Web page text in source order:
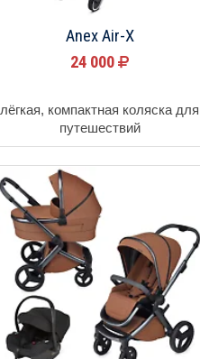
Anex Air-X
24 000
лёгкая, компактная коляска для
путешествий